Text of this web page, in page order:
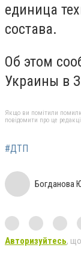
единица
состава.
Об этом
Украины в
Якщо ви помітили
повідомити про це
#ДТП
Богданова
Авторизуйтесь,